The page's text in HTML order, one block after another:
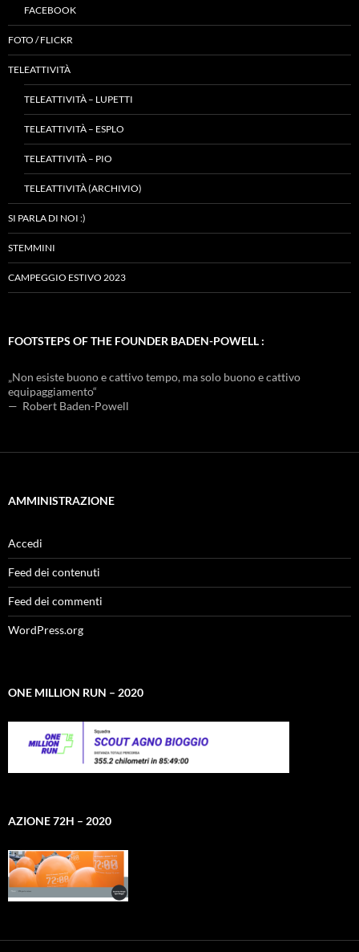
FACEBOOK
FOTO / FLICKR
TELEATTIVITÀ
TELEATTIVITÀ – LUPETTI
TELEATTIVITÀ – ESPLO
TELEATTIVITÀ – PIO
TELEATTIVITÀ (ARCHIVIO)
SI PARLA DI NOI :)
STEMMINI
CAMPEGGIO ESTIVO 2023
FOOTSTEPS OF THE FOUNDER BADEN-POWELL :
„Non esiste buono e cattivo tempo, ma solo buono e cattivo
equipaggiamento“
— Robert Baden-Powell
AMMINISTRAZIONE
Accedi
Feed dei contenuti
Feed dei commenti
WordPress.org
ONE MILLION RUN – 2020
AZIONE 72H – 2020